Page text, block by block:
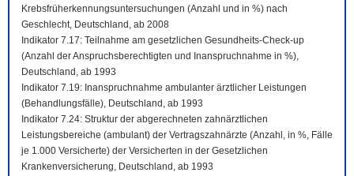
Krebsfrüherkennungsuntersuchungen (Anzahl und in %) nach
Geschlecht, Deutschland, ab 2008
Indikator 7.17: Teilnahme am gesetzlichen Gesundheits-Check-up
(Anzahl der Anspruchsberechtigten und Inanspruchnahme in %),
Deutschland, ab 1993
Indikator 7.19: Inanspruchnahme ambulanter ärztlicher Leistungen
(Behandlungsfälle), Deutschland, ab 1993
Indikator 7.24: Struktur der abgerechneten zahnärztlichen
Leistungsbereiche (ambulant) der Vertragszahnärzte (Anzahl, in %, Fälle
je 1.000 Versicherte) der Versicherten in der Gesetzlichen
Krankenversicherung, Deutschland, ab 1993